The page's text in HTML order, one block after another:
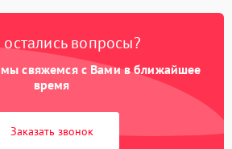
вопросы?
мы свяжемся с Вами в ближайшее
время
Заказать звонок